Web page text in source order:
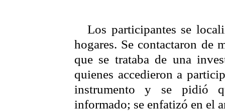
Los participantes se
hogares. Se contactaron de
que se trataba de una
quienes accedieron a
instrumento y se pidió
informado; se enfatizó en el